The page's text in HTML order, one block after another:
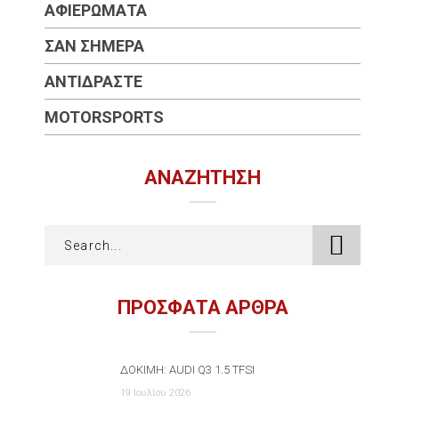
ΑΦΙΕΡΏΜΑΤΑ
ΣΑΝ ΣΉΜΕΡΑ
ΑΝΤΙΔΡΆΣΤΕ
MOTORSPORTS
ΑΝΑΖΉΤΗΣΗ
ΠΡΟΣΦΑΤΑ ΑΡΘΡΑ
ΔΟΚΙΜΉ: AUDI Q3 1.5 TFSI
19 Ιουλίου 2026